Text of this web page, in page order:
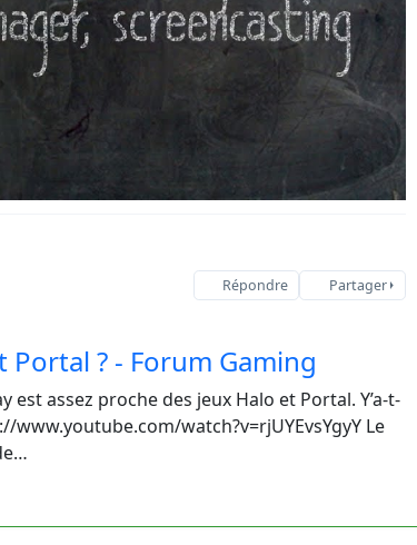
Répondre Partager
? - Forum Gaming
assez proche des jeux Halo et Portal. Y’a-t-
watch?v=rjUYEvsYgyY Le